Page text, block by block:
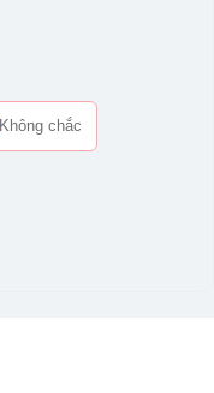
Không chắc